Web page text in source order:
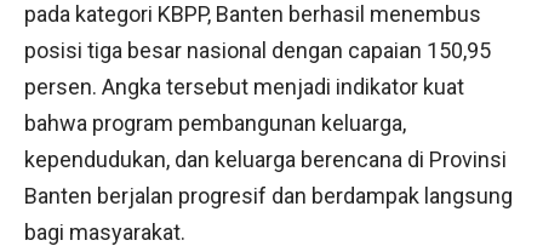
pada kategori KBPP, Banten berhasil menembus
posisi tiga besar nasional dengan capaian 150,95
persen. Angka tersebut menjadi indikator kuat
bahwa program pembangunan keluarga,
kependudukan, dan keluarga berencana di Provinsi
Banten berjalan progresif dan berdampak langsung
bagi masyarakat.